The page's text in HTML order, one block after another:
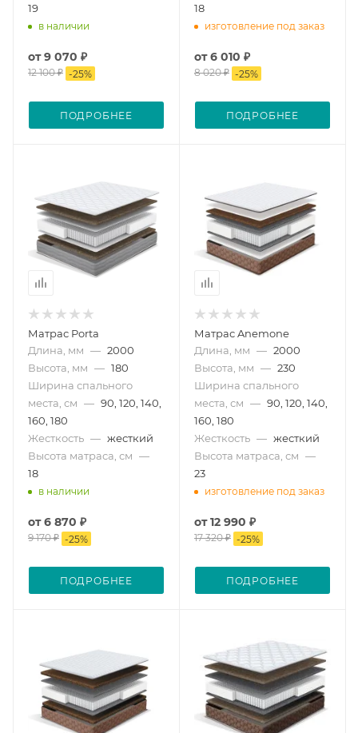
19
в наличии
от9 070 ₽
12 100 ₽ -25%
ПОДРОБНЕЕ
18
изготовление под заказ
от6 010 ₽
8 020 ₽ -25%
ПОДРОБНЕЕ
Матрас Porta
Длина, мм — 2000
Высота, мм — 180
Ширина спального
места, см — 90, 120, 140,
160, 180
Жесткость — жесткий
Высота матраса, см —
18
в наличии
от6 870 ₽
9 170 ₽ -25%
ПОДРОБНЕЕ
Матрас Anemone
Длина, мм — 2000
Высота, мм — 230
Ширина спального
места, см — 90, 120, 140,
160, 180
Жесткость — жесткий
Высота матраса, см —
23
изготовление под заказ
от12 990 ₽
17 320 ₽ -25%
ПОДРОБНЕЕ